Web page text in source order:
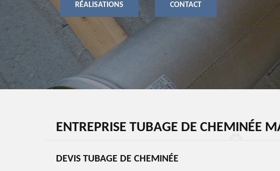
RÉALISATIONS CONTACT
ENTREPRISE TUBAGE DE CHEMINÉE
DEVIS TUBAGE DE CHEMINÉE